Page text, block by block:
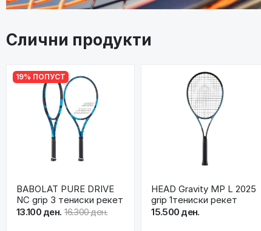
Слични продукти
19% ПОПУСТ
BABOLAT PURE DRIVE
NC grip 3 тениски рекет
13.100 ден. 16.300 ден.
HEAD Gravity MP L 2025
grip 1тениски рекет
15.500 ден.